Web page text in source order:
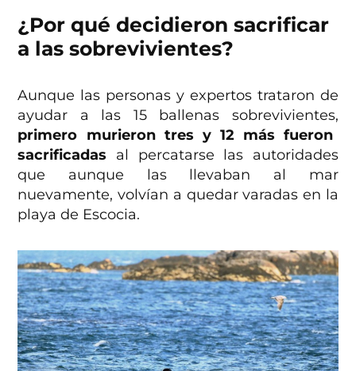
¿Por qué decidieron sacrificar
a las sobrevivientes?
Aunque las personas y expertos trataron de
ayudar a las 15 ballenas sobrevivientes,
primero murieron tres y 12 más fueron
sacrificadas al percatarse las autoridades
que aunque las llevaban al mar
nuevamente, volvían a quedar varadas en la
playa de Escocia.